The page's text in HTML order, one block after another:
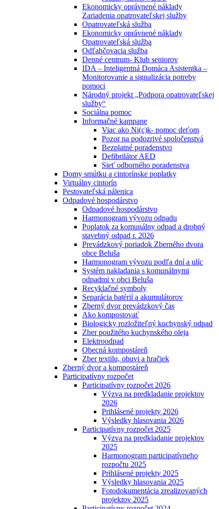
Ekonomicky oprávnené náklady
Zariadenia opatrovateľskej služby
Opatrovateľská služba
Ekonomicky oprávnené náklady
Opatrovateľská služba
Odľahčovacia služba
Denné centrum- Klub seniorov
IDA – Inteligentná Domáca Asistentka –
Monitorovanie a signalizácia potreby
pomoci
Národný projekt „Podpora opatrovateľskej
služby“
Sociálna pomoc
Informačné kampane
Viac ako Ni(c)k- pomoc deťom
Pozor na podozrivé spoločenstvá
Bezplatné poradenstvo
Defibrilátor AED
Sieť odborného poradenstva
Domy smútku a cintorínske poplatky
Virtuálny cintorín
Pestovateľská pálenica
Odpadové hospodárstvo
Odpadové hospodárstvo
Harmonogram vývozu odpadu
Poplatok za komunálny odpad a drobný
stavebný odpad r. 2026
Prevádzkový poriadok Zberného dvora
obce Beluša
Harmonogram vývozu podľa dní a ulíc
Systém nakladania s komunálnymi
odpadmi v obci Beluša
Recyklačné symboly
Separácia batérií a akumulátorov
Zberný dvor prevádzkový čas
Ako kompostovať
Biologicky rozložiteľný kuchynský odpad
Zber použitého kuchynského oleja
Elektroodpad
Obecná kompostáreň
Zber textilu, obuvi a hračiek
Zberný dvor a kompostáreň
Participatívny rozpočet
Participatívny rozpočet 2026
Výzva na predkladanie projektov
2026
Prihlásené projekty 2026
Výsledky hlasovania 2026
Participatívny rozpočet 2025
Výzva na predkladanie projektov
2025
Harmonogram participatívneho
rozpočtu 2025
Prihlásené projekty 2025
Výsledky hlasovania 2025
Fotodokumentácia zrealizovaných
projektov 2025